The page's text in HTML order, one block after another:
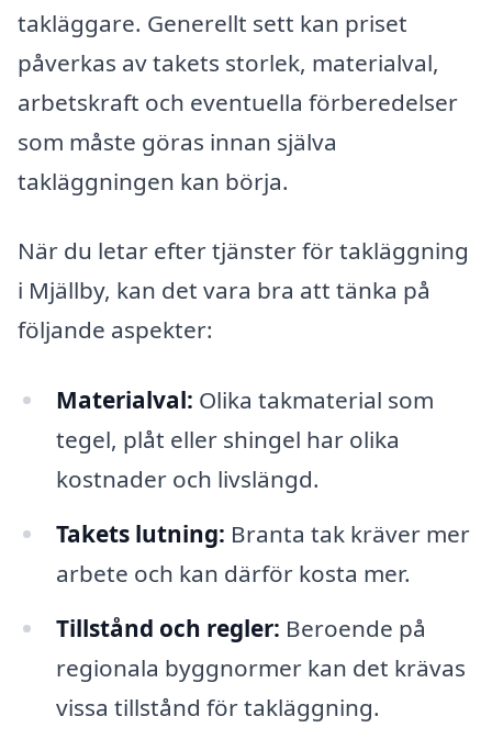
takläggare. Generellt sett kan priset
påverkas av takets storlek, materialval,
arbetskraft och eventuella förberedelser
som måste göras innan själva
takläggningen kan börja.
När du letar efter tjänster för takläggning
i Mjällby, kan det vara bra att tänka på
följande aspekter:
Materialval: Olika takmaterial som
tegel, plåt eller shingel har olika
kostnader och livslängd.
Takets lutning: Branta tak kräver mer
arbete och kan därför kosta mer.
Tillstånd och regler: Beroende på
regionala byggnormer kan det krävas
vissa tillstånd för takläggning.